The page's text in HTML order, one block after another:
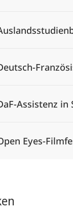
Assistenz in
Eyes-